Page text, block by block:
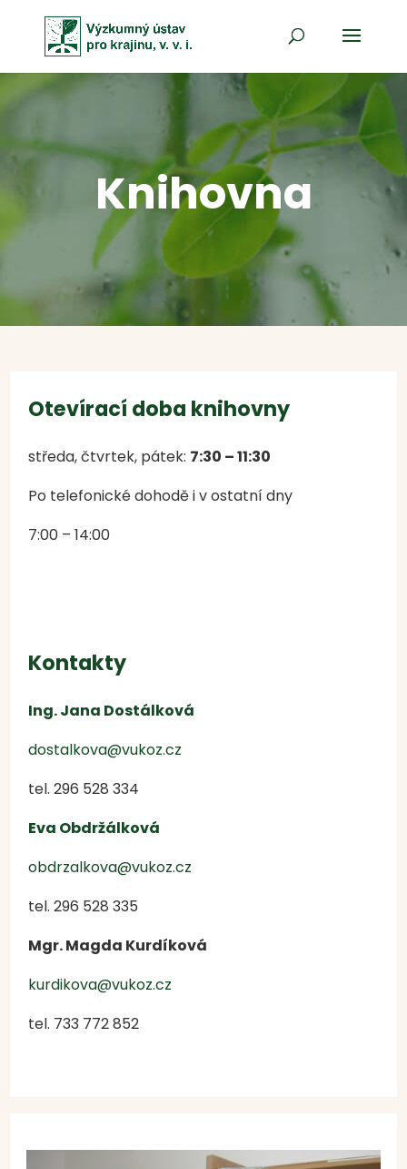
Knihovna
Otevírací doba knihovny
středa, čtvrtek, pátek: 7:30 – 11:30
Po telefonické dohodě i v ostatní dny
7:00 – 14:00
Kontakty
Ing. Jana Dostálková
dostalkova@vukoz.cz
tel. 296 528 334
Eva Obdržálková
obdrzalkova@vukoz.cz
tel. 296 528 335
Mgr. Magda Kurdíková
kurdikova@vukoz.cz
tel. 733 772 852